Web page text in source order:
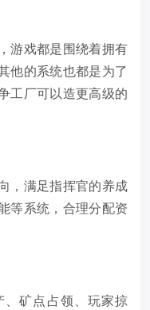
游戏都是围绕着拥有
他的系统也都是为了
工厂可以造更高级的
，满足指挥官的养成
等系统，合理分配资
、矿点占领、玩家掠